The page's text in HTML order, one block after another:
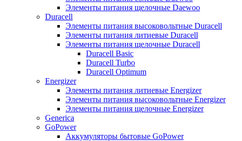
Элементы питания щелочные Daewoo
Duracell
Элементы питания высоковольтные Duracell
Элементы питания литиевые Duracell
Элементы питания щелочные Duracell
Duracell Basic
Duracell Turbo
Duracell Optimum
Energizer
Элементы питания литиевые Energizer
Элементы питания высоковольтные Energizer
Элементы питания щелочные Energizer
Generica
GoPower
Аккумуляторы бытовые GoPower